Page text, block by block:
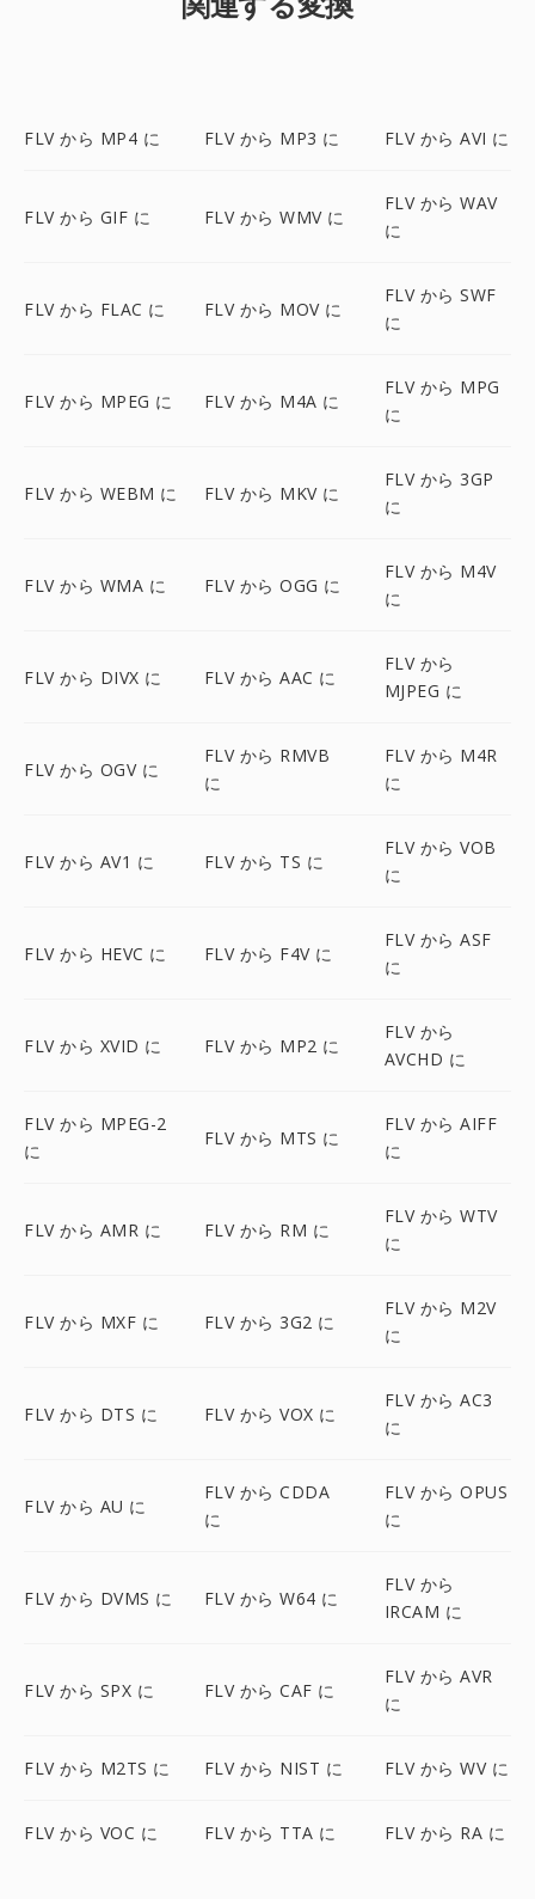
FLV から MP4 に FLV から MP3 に FLV から AVI に
FLV から GIF に FLV から WMV に
FLV から WAV
に
FLV から FLAC に FLV から MOV に
FLV から SWF
に
FLV から MPEG に FLV から M4A に
FLV から MPG
に
FLV から WEBM に FLV から MKV に
FLV から 3GP
に
FLV から WMA に FLV から OGG に
FLV から M4V
に
FLV から DIVX に FLV から AAC に
FLV から
MJPEG に
FLV から OGV に
FLV から RMVB
に
FLV から M4R
に
FLV から AV1 に FLV から TS に
FLV から VOB
に
FLV から HEVC に FLV から F4V に
FLV から ASF
に
FLV から XVID に FLV から MP2 に
FLV から
AVCHD に
FLV から MPEG-2
に
FLV から MTS に
FLV から AIFF
に
FLV から AMR に FLV から RM に
FLV から WTV
に
FLV から MXF に FLV から 3G2 に
FLV から M2V
に
FLV から DTS に FLV から VOX に
FLV から AC3
に
FLV から AU に
FLV から CDDA
に
FLV から OPUS
に
FLV から DVMS に FLV から W64 に
FLV から
IRCAM に
FLV から SPX に FLV から CAF に
FLV から AVR
に
FLV から M2TS に FLV から NIST に FLV から WV に
FLV から VOC に FLV から TTA に FLV から RA に